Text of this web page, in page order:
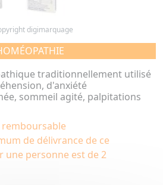
digimarquage
traditionnellement utilisé
d'anxiété
sommeil agité, palpitations
de délivrance de ce
une personne est de 2